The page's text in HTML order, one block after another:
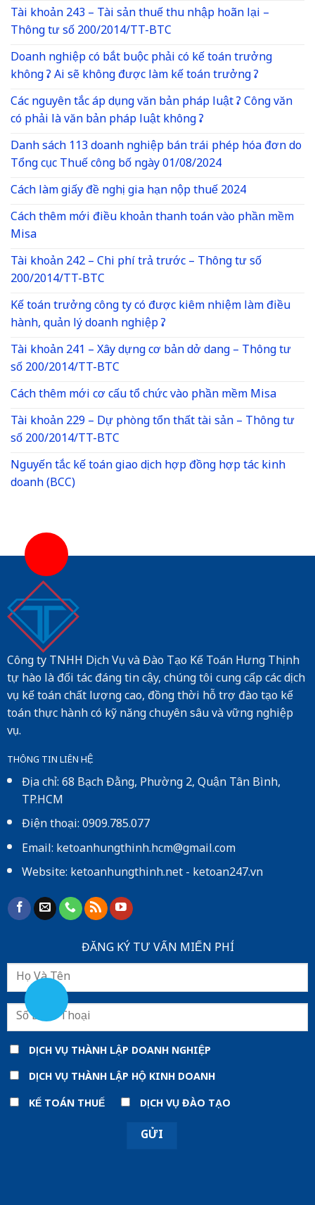
Tài khoản 243 – Tài sản thuế thu nhập hoãn lại –
Thông tư số 200/2014/TT-BTC
Doanh nghiệp có bắt buộc phải có kế toán trưởng
không ? Ai sẽ không được làm kế toán trưởng ?
Các nguyên tắc áp dụng văn bản pháp luật ? Công văn
có phải là văn bản pháp luật không ?
Danh sách 113 doanh nghiệp bán trái phép hóa đơn do
Tổng cục Thuế công bố ngày 01/08/2024
Cách làm giấy đề nghị gia hạn nộp thuế 2024
Cách thêm mới điều khoản thanh toán vào phần mềm
Misa
Tài khoản 242 – Chi phí trả trước – Thông tư số
200/2014/TT-BTC
Kế toán trưởng công ty có được kiêm nhiệm làm điều
hành, quản lý doanh nghiệp ?
Tài khoản 241 – Xây dựng cơ bản dở dang – Thông tư
số 200/2014/TT-BTC
Cách thêm mới cơ cấu tổ chức vào phần mềm Misa
Tài khoản 229 – Dự phòng tổn thất tài sản – Thông tư
số 200/2014/TT-BTC
Nguyến tắc kế toán giao dịch hợp đồng hợp tác kinh
doanh (BCC)
Công ty TNHH Dịch Vụ và Đào Tạo Kế Toán Hưng Thịnh
tự hào là đối tác đáng tin cậy, chúng tôi cung cấp các dịch
vụ kế toán chất lượng cao, đồng thời hỗ trợ đào tạo kế
toán thực hành có kỹ năng chuyên sâu và vững nghiệp
vụ.
THÔNG TIN LIÊN HỆ
Địa chỉ: 68 Bạch Đằng, Phường 2, Quận Tân Bình,
TP.HCM
Điện thoại: 0909.785.077
Email: ketoanhungthinh.hcm@gmail.com
Website:ketoanhungthinh.net-ketoan247.vn
ĐĂNG KÝ TƯ VẤN MIẾN PHÍ
DỊCH VỤ THÀNH LẬP DOANH NGHIỆP
DỊCH VỤ THÀNH LẬP HỘ KINH DOANH
KẾ TOÁN THUẾ
DỊCH VỤ ĐÀO TẠO